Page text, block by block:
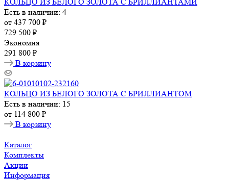
Есть в наличии: 4
от 437 700 ₽
729 500 ₽
Экономия
291 800 ₽
В корзину
КОЛЬЦО ИЗ БЕЛОГО ЗОЛОТА С БРИЛЛИАНТОМ
Есть в наличии: 15
от 114 800 ₽
В корзину
Каталог
Комплекты
Акции
Информация